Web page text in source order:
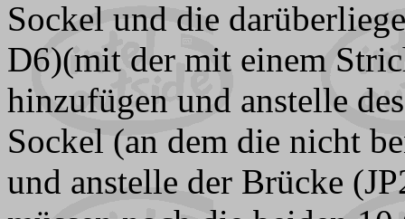
Sockel und die
D6)(mit der mit einem
hinzufügen und anstelle
Sockel (an dem die nicht
und anstelle der Brücke